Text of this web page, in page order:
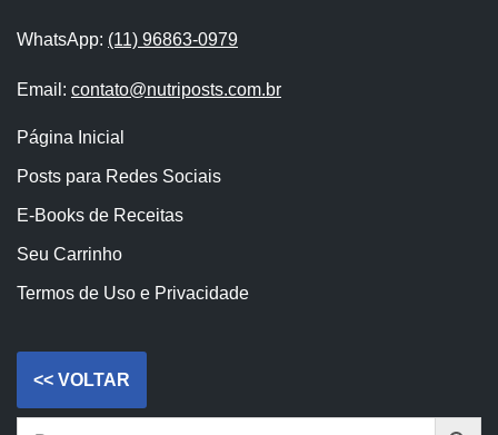
WhatsApp: (11) 96863-0979
Email: contato@nutriposts.com.br
Página Inicial
Posts para Redes Sociais
E-Books de Receitas
Seu Carrinho
Termos de Uso e Privacidade